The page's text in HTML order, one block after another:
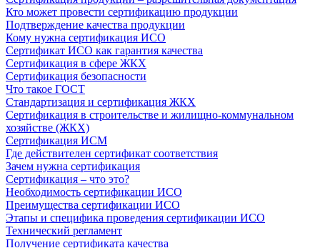
Кто может провести сертификацию продукции
Подтверждение качества продукции
Кому нужна сертификация ИСО
Сертификат ИСО как гарантия качества
Сертификация в сфере ЖКХ
Сертификация безопасности
Что такое ГОСТ
Стандартизация и сертификация ЖКХ
Сертификация в строительстве и жилищно-коммунальном
хозяйстве (ЖКХ)
Сертификация ИСМ
Где действителен сертификат соответствия
Зачем нужна сертификация
Сертификация – что это?
Необходимость сертификации ИСО
Преимущества сертификации ИСО
Этапы и специфика проведения сертификации ИСО
Технический регламент
Получение сертификата качества